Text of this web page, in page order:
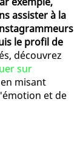
assister à la
le profil de
découvrez
sur
misant
et de